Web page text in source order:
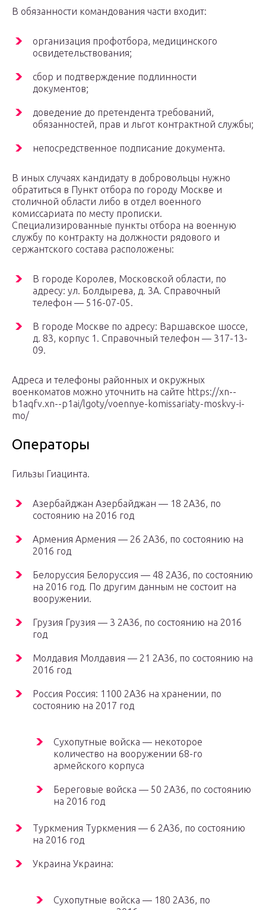
В обязанности командования части входит:
организация профотбора, медицинского
освидетельствования;
сбор и подтверждение подлинности
документов;
доведение до претендента требований,
обязанностей, прав и льгот контрактной службы;
непосредственное подписание документа.
В иных случаях кандидату в добровольцы нужно
обратиться в Пункт отбора по городу Москве и
столичной области либо в отдел военного
комиссариата по месту прописки.
Специализированные пункты отбора на военную
службу по контракту на должности рядового и
сержантского состава расположены:
В городе Королев, Московской области, по
адресу: ул. Болдырева, д. 3А. Справочный
телефон — 516-07-05.
В городе Москве по адресу: Варшавское шоссе,
д. 83, корпус 1. Справочный телефон — 317-13-
09.
Адреса и телефоны районных и окружных
военкоматов можно уточнить на сайте https://xn--
b1aqfv.xn--p1ai/lgoty/voennye-komissariaty-moskvy-i-
mo/
Операторы
Гильзы Гиацинта.
Азербайджан Азербайджан — 18 2А36, по
состоянию на 2016 год
Армения Армения — 26 2А36, по состоянию на
2016 год
Белоруссия Белоруссия — 48 2А36, по состоянию
на 2016 год. По другим данным не состоит на
вооружении.
Грузия Грузия — 3 2А36, по состоянию на 2016
год
Молдавия Молдавия — 21 2А36, по состоянию на
2016 год
Россия Россия: 1100 2А36 на хранении, по
состоянию на 2017 год
Сухопутные войска — некоторое
количество на вооружении 68-го
армейского корпуса
Береговые войска — 50 2А36, по состоянию
на 2016 год
Туркмения Туркмения — 6 2А36, по состоянию
на 2016 год
Украина Украина:
Сухопутные войска — 180 2А36, по